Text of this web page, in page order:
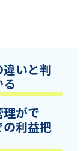
いと判
がで
の利益把